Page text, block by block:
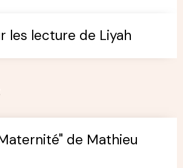
les lecture de Liyah
de Mathieu